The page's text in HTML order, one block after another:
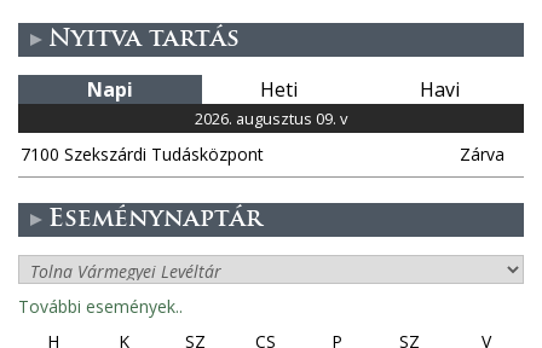
Nyitva tartás
Napi Heti Havi
2026. augusztus 09. v
7100 Szekszárdi Tudásközpont Zárva
Eseménynaptár
További események..
H
K SZ CS P SZ
V